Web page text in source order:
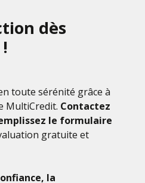
dès
toute sérénité grâce à
MultiCredit. Contactez
le formulaire
gratuite et
la